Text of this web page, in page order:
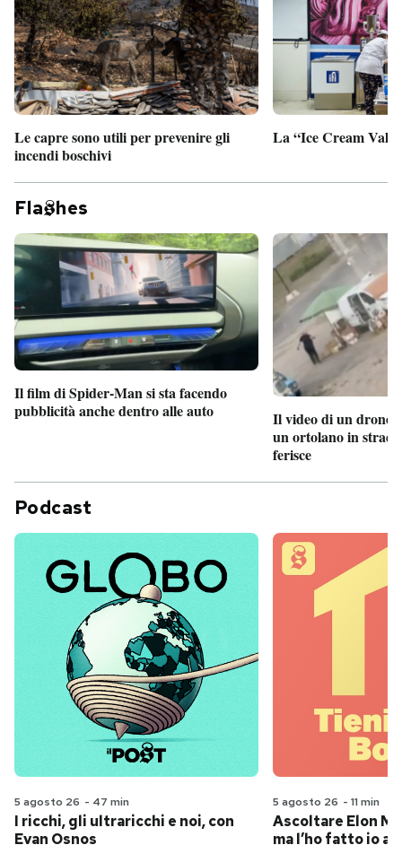
Le capre sono utili per prevenire gli
incendi boschivi
La “Ice Cream
Fla hes
Il film di Spider-Man si sta facendo
pubblicità anche dentro alle auto
Il video di un drone
un ortolano in
ferisce
Podcast
5 agosto 26 - 47 min
I ricchi, gli ultraricchi e noi, con
Evan Osnos
5 agosto 26 - 11 min
Ascoltare Elon
ma l’ho fatto io